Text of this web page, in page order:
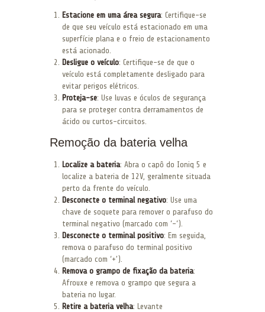
Estacione em uma área segura: Certifique-se
de que seu veículo está estacionado em uma
superfície plana e o freio de estacionamento
está acionado.
Desligue o veículo: Certifique-se de que o
veículo está completamente desligado para
evitar perigos elétricos.
Proteja-se: Use luvas e óculos de segurança
para se proteger contra derramamentos de
ácido ou curtos-circuitos.
Remoção da bateria velha
Localize a bateria: Abra o capô do Ioniq 5 e
localize a bateria de 12V, geralmente situada
perto da frente do veículo.
Desconecte o terminal negativo: Use uma
chave de soquete para remover o parafuso do
terminal negativo (marcado com ‘-‘).
Desconecte o terminal positivo: Em seguida,
remova o parafuso do terminal positivo
(marcado com ‘+’).
Remova o grampo de fixação da bateria:
Afrouxe e remova o grampo que segura a
bateria no lugar.
Retire a bateria velha: Levante